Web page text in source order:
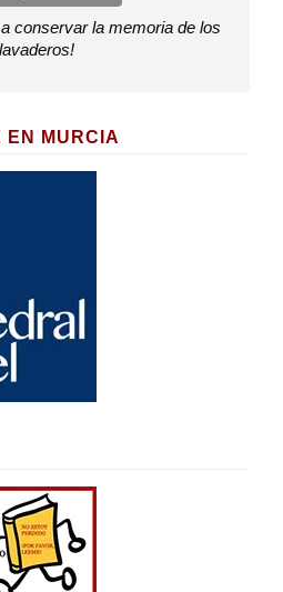
conservar la memoria de los
lavaderos!
EN MURCIA